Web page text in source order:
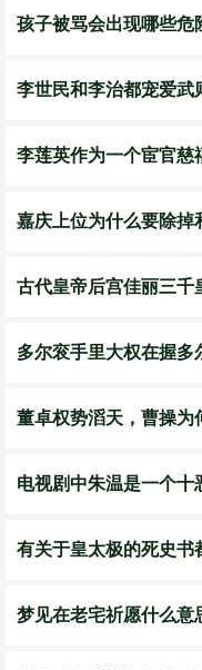
孩子被骂会出现哪些危
李世民和李治都宠爱武
李莲英作为一个宦官慈
嘉庆上位为什么要除掉
古代皇帝后宫佳丽三千
多尔衮手里大权在握多
董卓权势滔天，曹操为
有关于皇太极的死史书
梦见在老宅祈愿什么意